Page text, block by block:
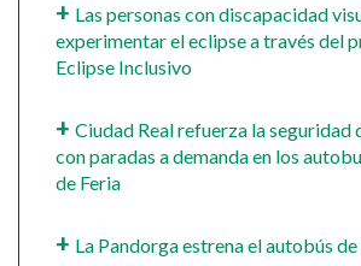
Las personas con discapacidad
experimentar el eclipse a través del
Eclipse Inclusivo
Ciudad Real refuerza la seguridad
con paradas a demanda en los
de Feria
La Pandorga estrena el autobús de